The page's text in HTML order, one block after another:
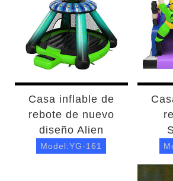
Casa inflable de
rebote de nuevo
diseño Alien
Model:YG-161